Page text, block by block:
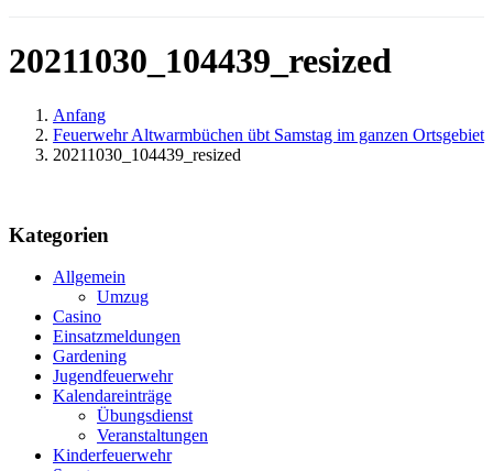
20211030_104439_resized
Anfang
Feuerwehr Altwarmbüchen übt Samstag im ganzen Ortsgebiet
20211030_104439_resized
Kategorien
Allgemein
Umzug
Casino
Einsatzmeldungen
Gardening
Jugendfeuerwehr
Kalendareinträge
Übungsdienst
Veranstaltungen
Kinderfeuerwehr